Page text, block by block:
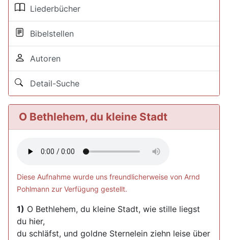
Liederbücher
Bibelstellen
Autoren
Detail-Suche
O Bethlehem, du kleine Stadt
Diese Aufnahme wurde uns freundlicherweise von Arnd
Pohlmann zur Verfügung gestellt.
1) O Bethlehem, du kleine Stadt, wie stille liegst
du hier,
du schläfst, und goldne Sternelein ziehn leise über